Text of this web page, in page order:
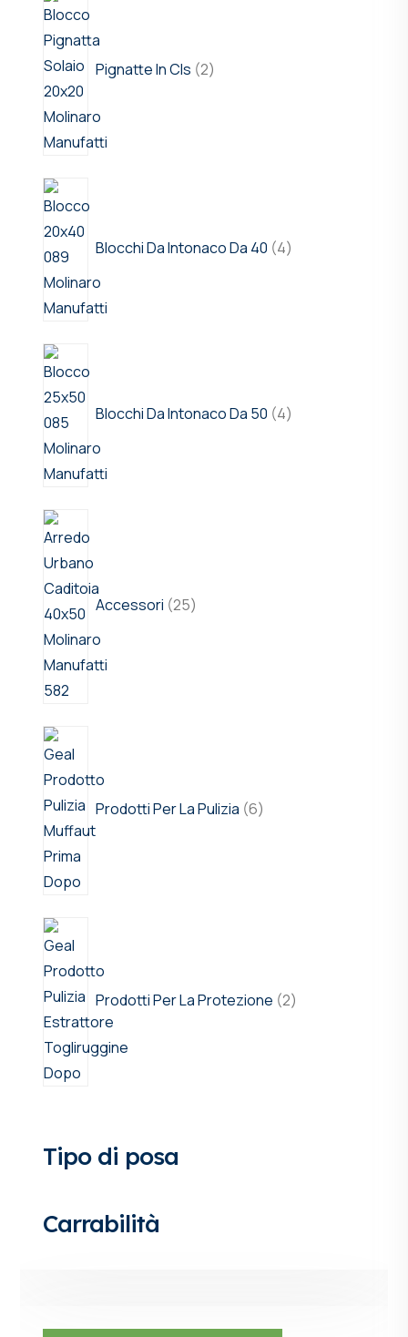
Pignatte In Cls 2
Blocchi Da Intonaco Da 40 4
Blocchi Da Intonaco Da 50 4
Accessori 25
Prodotti Per La Pulizia 6
Prodotti Per La Protezione 2
Tipo di posa
Carrabilità